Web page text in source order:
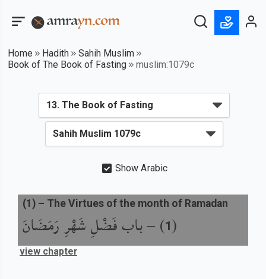
Home Hadith
Sahih Muslim
Book of The Book of Fasting
muslim:1079c
Show Arabic
(
1
) –باب فَضْلِ شَهْرِ رَمَضَانَ
(1 ) – The Virtues of the month of Ramadan
view chapter